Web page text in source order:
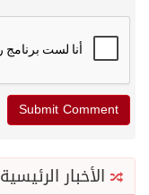
الأخبار الرئيسية